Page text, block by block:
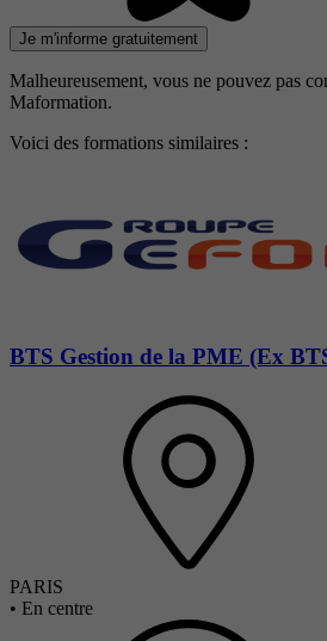
Je m'informe gratuitement
Malheureusement, vous ne pouvez pas
Maformation.
Voici des formations similaires :
BTS Gestion de la PME (Ex
PARIS
• En centre